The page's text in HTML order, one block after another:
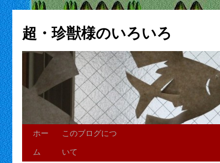
超・珍獣様のいろいろ
ホー
ム
このブログにつ
いて